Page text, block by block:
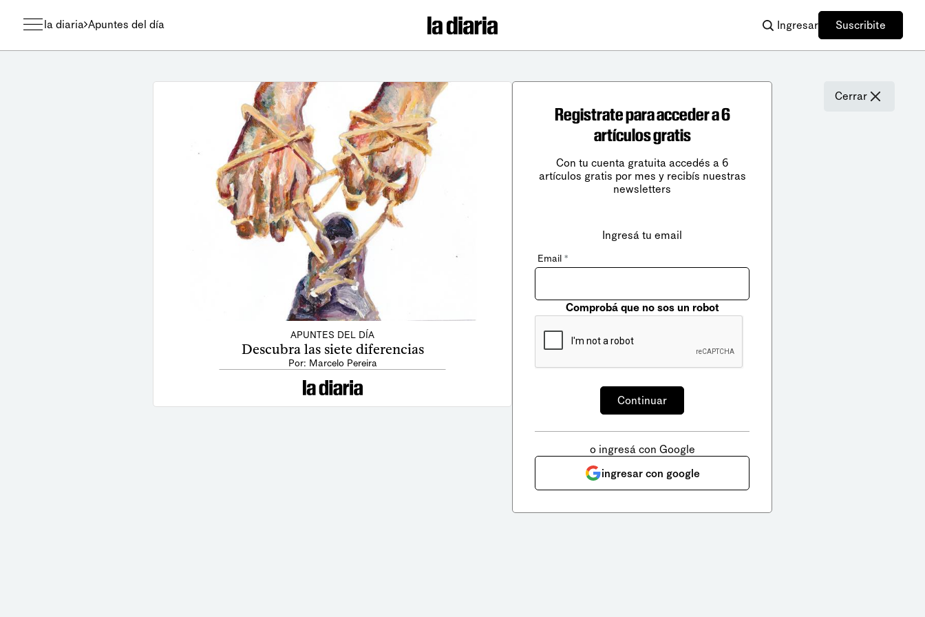
la diaria Apuntes del día Ingresar Suscribite
APUNTES DEL DÍA
Descubra las siete diferencias
Por: Marcelo Pereira
Cerrar
Registrate para acceder a 6
artículos gratis
Con tu cuenta gratuita accedés a 6
artículos gratis por mes y recibís nuestras
newsletters
Ingresá tu email
Email *
Comprobá que no sos un robot
o ingresá con Google
ingresar con google